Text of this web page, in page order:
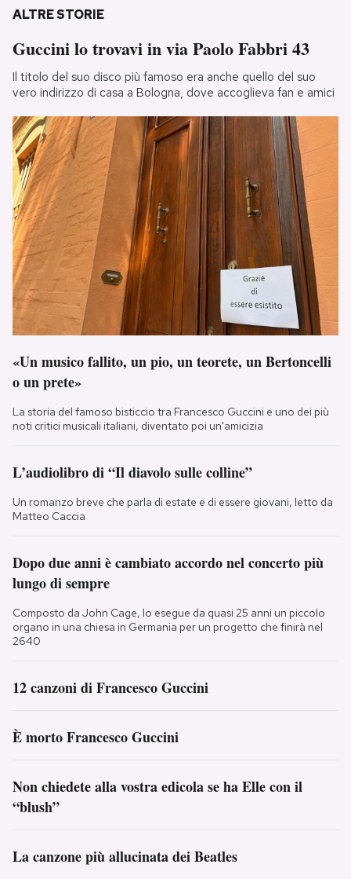
ALTRE STORIE
Guccini lo trovavi in via Paolo Fabbri 43
Il titolo del suo disco più famoso era anche quello del suo
vero indirizzo di casa a Bologna, dove accoglieva fan e amici
«Un musico fallito, un pio, un teorete, un Bertoncelli
o un prete»
La storia del famoso bisticcio tra Francesco Guccini e uno dei più
noti critici musicali italiani, diventato poi un'amicizia
L’audiolibro di “Il diavolo sulle colline”
Un romanzo breve che parla di estate e di essere giovani, letto da
Matteo Caccia
Dopo due anni è cambiato accordo nel concerto più
lungo di sempre
Composto da John Cage, lo esegue da quasi 25 anni un piccolo
organo in una chiesa in Germania per un progetto che finirà nel
2640
12 canzoni di Francesco Guccini
È morto Francesco Guccini
Non chiedete alla vostra edicola se ha Elle con il
“blush”
La canzone più allucinata dei Beatles